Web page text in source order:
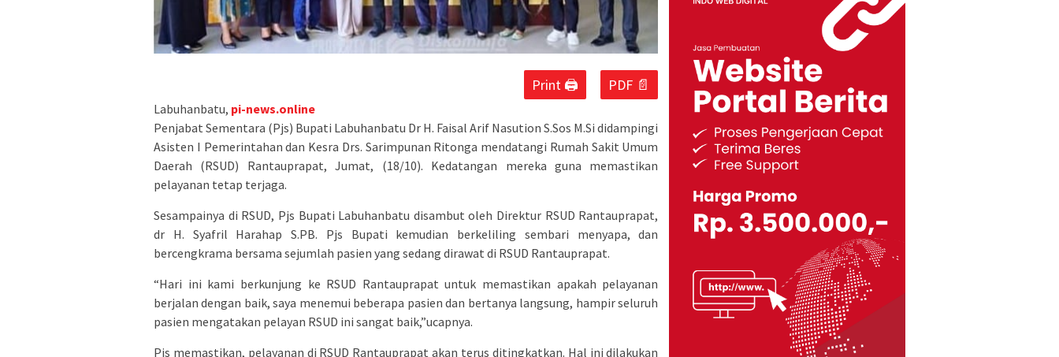
Print 🖨 PDF 📄
Labuhanbatu, pi-news.online
Penjabat Sementara (Pjs) Bupati Labuhanbatu Dr H. Faisal Arif Nasution S.Sos M.Si didampingi
Asisten I Pemerintahan dan Kesra Drs. Sarimpunan Ritonga mendatangi Rumah Sakit Umum
Daerah (RSUD) Rantauprapat, Jumat, (18/10). Kedatangan mereka guna memastikan
pelayanan tetap terjaga.
Sesampainya di RSUD, Pjs Bupati Labuhanbatu disambut oleh Direktur RSUD Rantauprapat,
dr H. Syafril Harahap S.PB. Pjs Bupati kemudian berkeliling sembari menyapa, dan
bercengkrama bersama sejumlah pasien yang sedang dirawat di RSUD Rantauprapat.
“Hari ini kami berkunjung ke RSUD Rantauprapat untuk memastikan apakah pelayanan
berjalan dengan baik, saya menemui beberapa pasien dan bertanya langsung, hampir seluruh
pasien mengatakan pelayan RSUD ini sangat baik,”ucapnya.
Pjs memastikan, pelayanan di RSUD Rantauprapat akan terus ditingkatkan. Hal ini dilakukan